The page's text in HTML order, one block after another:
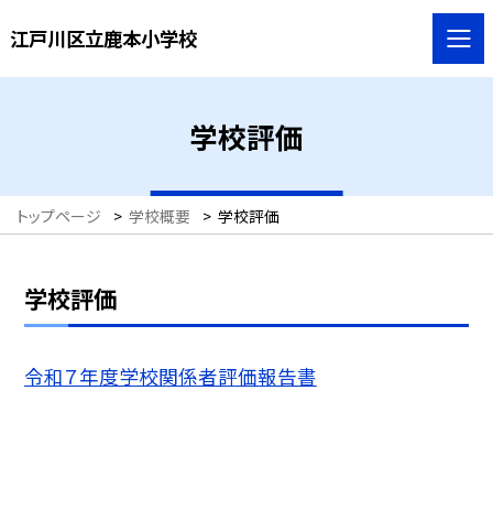
江戸川区立鹿本小学校
学校評価
トップページ > 学校概要 > 学校評価
学校評価
令和７年度学校関係者評価報告書